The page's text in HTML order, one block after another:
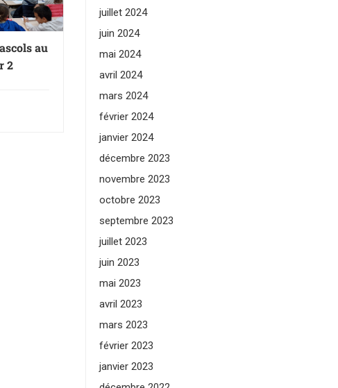
au
2
juillet 2024
juin 2024
mai 2024
avril 2024
mars 2024
février 2024
janvier 2024
décembre 2023
novembre 2023
octobre 2023
septembre 2023
juillet 2023
juin 2023
mai 2023
avril 2023
mars 2023
février 2023
janvier 2023